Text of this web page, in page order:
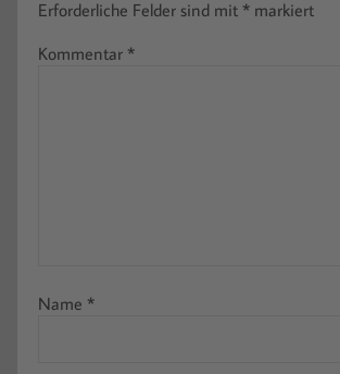
Erforderliche Felder sind mit * markiert
Kommentar *
Name *